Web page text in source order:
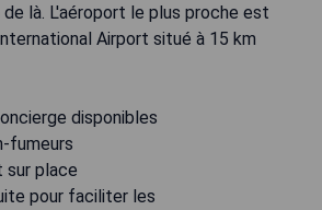
là. L'aéroport le plus proche est
Airport situé à 15 km
disponibles
fumeurs
sur place
pour faciliter les